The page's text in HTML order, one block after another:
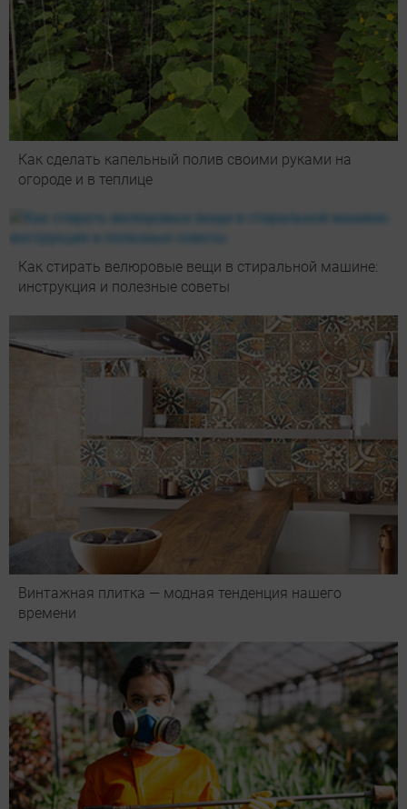
Как сделать капельный полив своими руками на
огороде и в теплице
Как стирать велюровые вещи в стиральной машине:
инструкция и полезные советы
Винтажная плитка — модная тенденция нашего
времени